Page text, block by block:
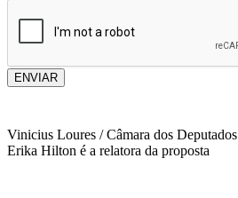
ENVIAR
Vinicius Loures / Câmara dos Deputados
Erika Hilton é a relatora da proposta